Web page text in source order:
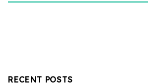
RECENT POSTS